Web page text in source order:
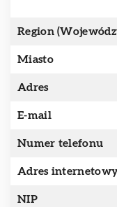
Region
Miasto
Adres
E-mail
Numer telefonu
Adres
NIP